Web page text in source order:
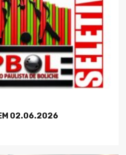
02.06.2026